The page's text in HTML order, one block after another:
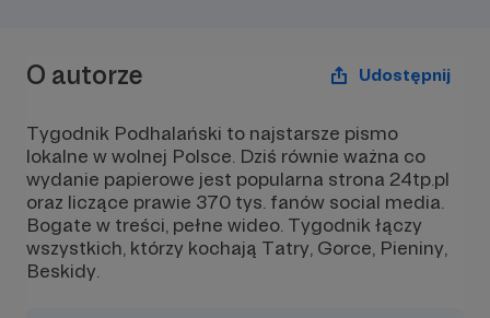
O autorze Udostępnij
Tygodnik Podhalański to najstarsze pismo
lokalne w wolnej Polsce. Dziś równie ważna co
wydanie papierowe jest popularna strona 24tp.pl
oraz liczące prawie 370 tys. fanów social media.
Bogate w treści, pełne wideo. Tygodnik łączy
wszystkich, którzy kochają Tatry, Gorce, Pieniny,
Beskidy.